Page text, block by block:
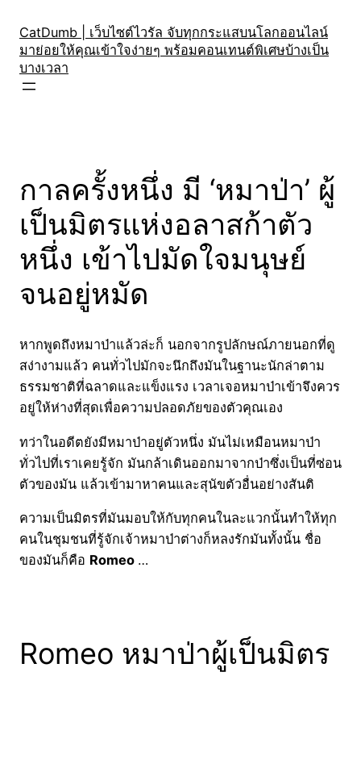
content
CatDumb | เว็บไซต์ไวรัล จับทุกกระแสบนโลกออนไลน์
มาย่อยให้คุณเข้าใจง่ายๆ พร้อมคอนเทนต์พิเศษบ้างเป็น
บางเวลา
กาลครั้งหนึ่ง มี ‘หมาป่า’ ผู้
เป็นมิตรแห่งอลาสก้าตัว
หนึ่ง เข้าไปมัดใจมนุษย์
จนอยู่หมัด
หากพูดถึงหมาป่าแล้วล่ะก็ นอกจากรูปลักษณ์ภายนอกที่ดู
สง่างามแล้ว คนทั่วไปมักจะนึกถึงมันในฐานะนักล่าตาม
ธรรมชาติที่ฉลาดและแข็งแรง เวลาเจอหมาป่าเข้าจึงควร
อยู่ให้ห่างที่สุดเพื่อความปลอดภัยของตัวคุณเอง
ทว่าในอดีตยังมีหมาป่าอยู่ตัวหนึ่ง มันไม่เหมือนหมาป่า
ทั่วไปที่เราเคยรู้จัก มันกล้าเดินออกมาจากป่าซึ่งเป็นที่ซ่อน
ตัวของมัน แล้วเข้ามาหาคนและสุนัขตัวอื่นอย่างสันติ
ความเป็นมิตรที่มันมอบให้กับทุกคนในละแวกนั้นทำให้ทุก
คนในชุมชนที่รู้จักเจ้าหมาป่าต่างก็หลงรักมันทั้งนั้น ชื่อ
ของมันก็คือ Romeo …
Romeo หมาป่าผู้เป็นมิตร